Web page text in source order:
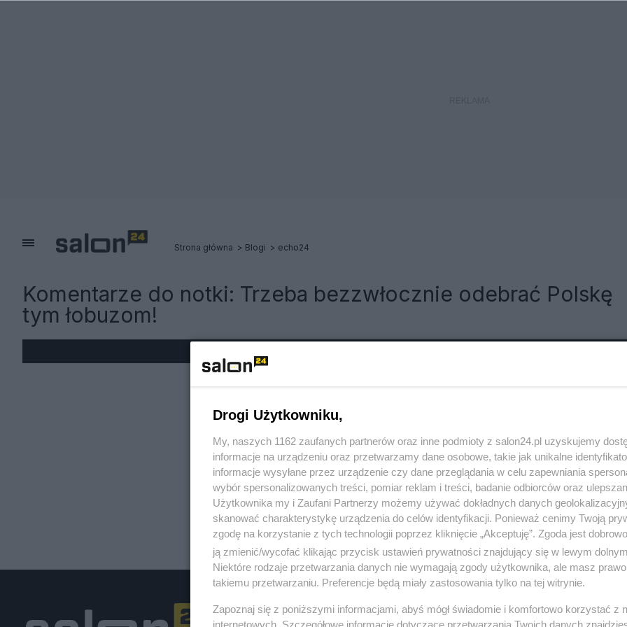
Strona główna Blogi echo24
Komentarze do notki: Trzeba bezzwłocznie odebrać Polskę
tym łobuzom!
Polityka Gospodarka
Drogi Użytkowniku,
My, naszych 1162 zaufanych partnerów oraz inne podmioty z salon24.pl uzyskujemy
informacje na urządzeniu oraz przetwarzamy dane osobowe, takie jak unikalne
informacje wysyłane przez urządzenie czy dane przeglądania w celu zapewniania
wybór spersonalizowanych treści, pomiar reklam i treści, badanie odbiorców oraz
Użytkownika my i Zaufani Partnerzy możemy używać dokładnych danych
skanować charakterystykę urządzenia do celów identyfikacji. Ponieważ cenimy Twoją
zgodę na korzystanie z tych technologii poprzez kliknięcie „Akceptuję”. Zgoda jest
ją zmienić/wycofać klikając przycisk ustawień prywatności znajdujący się w lewym
Niektóre rodzaje przetwarzania danych nie wymagają zgody użytkownika, ale masz
takiemu przetwarzaniu. Preferencje będą miały zastosowania tylko na tej witrynie.
Zapoznaj się z poniższymi informacjami, abyś mógł świadomie i komfortowo korzystać z
internetowych. Szczegółowe informacje dotyczące przetwarzania Twoich danych